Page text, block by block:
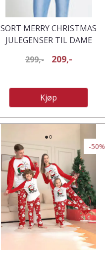
SORT MERRY CHRISTMAS
JULEGENSER TIL DAME
299,-
209,-
Kjøp
-50%